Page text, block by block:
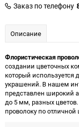
Заказ по телефону
Описание
Флористическая
создании цветочных
который используется
украшений. В нашем
представлен широкий
до 5 мм, разных
проволоку по отличной